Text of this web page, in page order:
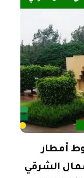
أمطار
الشرقي